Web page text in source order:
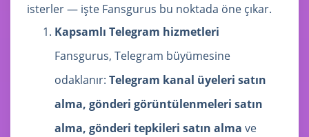
isterler — işte Fansgurus bu noktada öne çıkar.
Kapsamlı Telegram hizmetleri
Fansgurus, Telegram büyümesine
odaklanır: Telegram kanal üyeleri satın
alma, gönderi görüntülenmeleri satın
alma, gönderi tepkileri satın alma ve